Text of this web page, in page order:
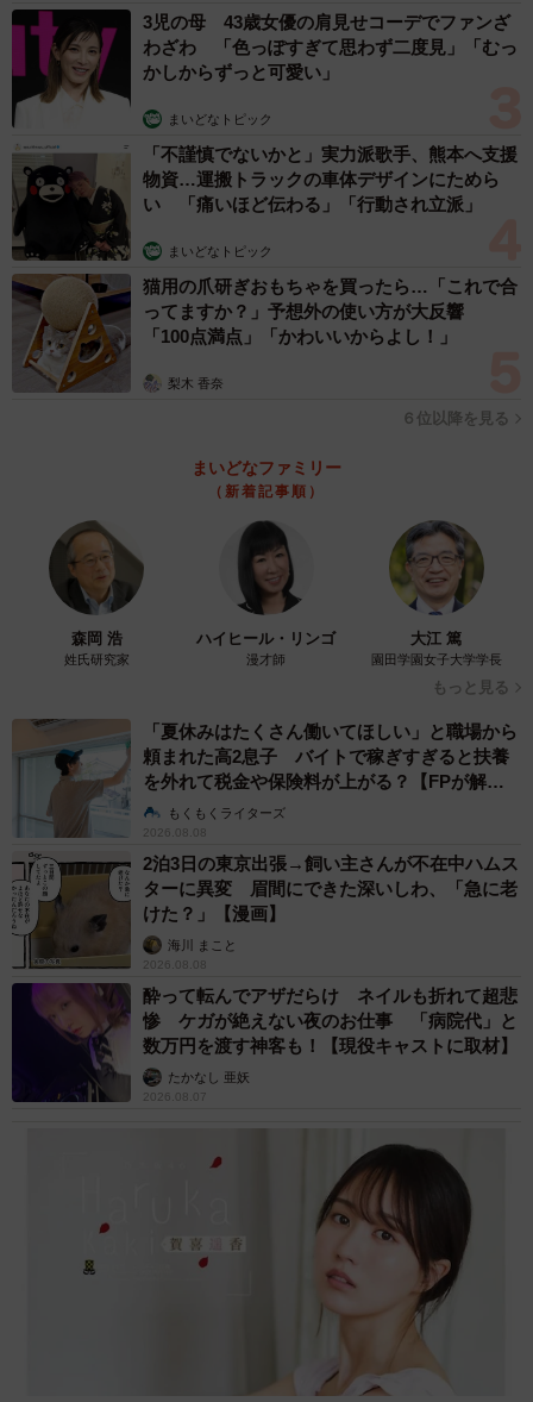
3児の母 43歳女優の肩見せコーデでファンざ
わざわ 「色っぽすぎて思わず二度見」「むっ
かしからずっと可愛い」
まいどなトピック
「不謹慎でないかと」実力派歌手、熊本へ支援
物資…運搬トラックの車体デザインにためら
い 「痛いほど伝わる」「行動され立派」
まいどなトピック
猫用の爪研ぎおもちゃを買ったら…「これで合
ってますか？」予想外の使い方が大反響
「100点満点」「かわいいからよし！」
梨木 香奈
６位以降を見る
まいどなファミリー
（新着記事順）
森岡 浩
姓氏研究家
ハイヒール・リンゴ
漫才師
大江 篤
園田学園女子大学学長
もっと見る
「夏休みはたくさん働いてほしい」と職場から
頼まれた高2息子 バイトで稼ぎすぎると扶養
を外れて税金や保険料が上がる？【FPが解
説】もくもくライターズ
2026.08.08
2泊3日の東京出張→飼い主さんが不在中ハムス
ターに異変 眉間にできた深いしわ、「急に老
けた？」【漫画】
海川 まこと
2026.08.08
酔って転んでアザだらけ ネイルも折れて超悲
惨 ケガが絶えない夜のお仕事 「病院代」と
数万円を渡す神客も！【現役キャストに取材】
たかなし 亜妖
2026.08.07